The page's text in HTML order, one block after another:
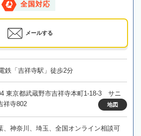
全国対応
メールする
鉄「吉祥寺駅」徒歩2分
東京都武蔵野市吉祥寺本町1-18-3 サニ
祥寺802
地図
、神奈川、埼玉、全国オンライン相談可